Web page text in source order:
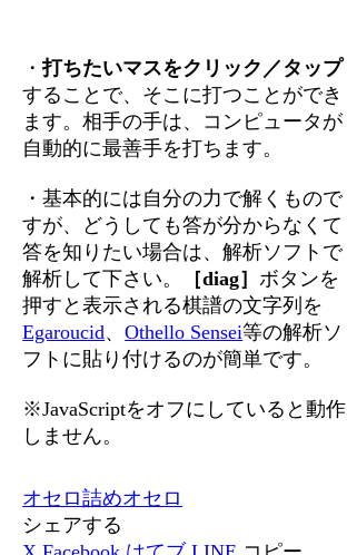
・打ちたいマスをクリック／タップ
することで、そこに打つことができ
ます。相手の手は、コンピュータが
自動的に最善手を打ちます。
・基本的には自分の力で解くもので
すが、どうしても答が分からなくて
答を知りたい場合は、解析ソフトで
解析して下さい。
［diag］ ボタンを
押すと表示される棋譜の文字列を
Egaroucid、Othello Sensei等の解析ソ
フトに貼り付けるのが簡単です。
※JavaScriptをオフにしていると動作
しません。
オセロ詰めオセロ
シェアする